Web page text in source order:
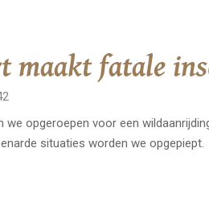
maakt fatale
we opgeroepen voor een
situaties worden we opgepiept.